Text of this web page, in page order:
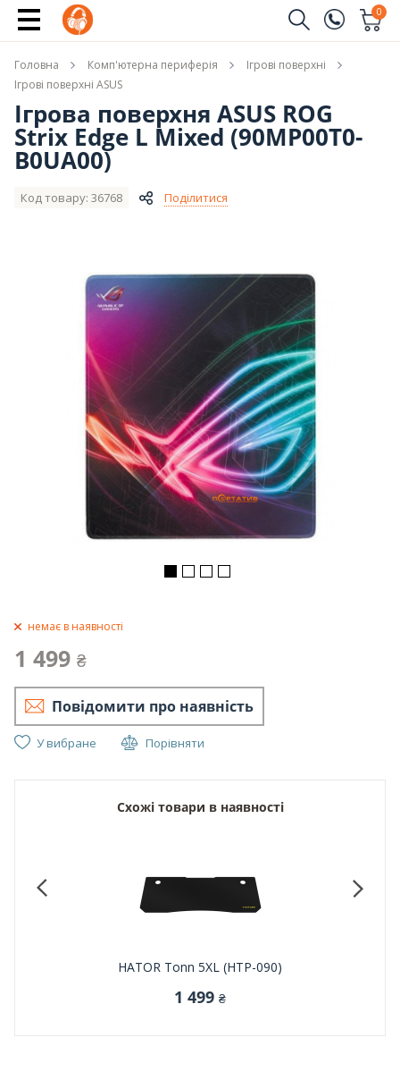
(096)
(044)
0
Ім'я
Телефон
Головна Комп'ютерна периферія
Ігрові поверхні
Ігрові поверхні ASUS
Ігрова поверхня ASUS ROG
Strix Edge L Mixed (90MP00T0-
B0UA00)
Код товару: 36768 Поділитися
немає в наявності
1 499 ₴
Повідомити про наявність
У вибране Порівняти
Схожі товари в наявності
HATOR Tonn 5XL (HTP-090)
1 499 ₴
Повідомити про наявність